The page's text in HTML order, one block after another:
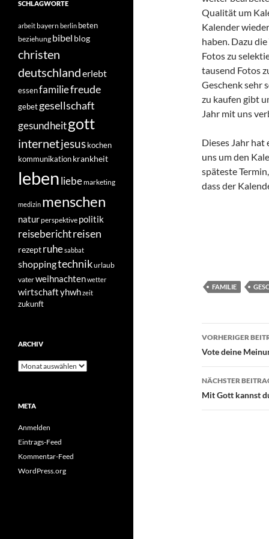
Qualität um
Kalender
haben. Dazu
Fotos zu
tausend Fotos
Geschenk sehr
zu kaufen gibt
Jahr mit uns
Dieses Jahr hat
uns um den
späteste
dass der
FAMILIE
VORHERIGER
Vote deine
NÄCHSTER
Mit Gott kannst
SCHLAGWORTE
arbeitbayern berlin beten
beziehung bibel blog
christen
deutschlanderlebt
essenfamiliefreude
gebetgesellschaft
gesundheitgott
internetjesuskochen
kommunikationkrankheit
lebenliebemarketing
medizin menschen
naturperspektive politik
reiseberichtreisen
rezeptruhesabbat
shoppingtechnikurlaub
vaterweihnachtenwetter
wirtschaftyhwhzeit
zukunft
ARCHIV
Archiv
META
Anmelden
Eintrags-Feed
Kommentar-Feed
WordPress.org